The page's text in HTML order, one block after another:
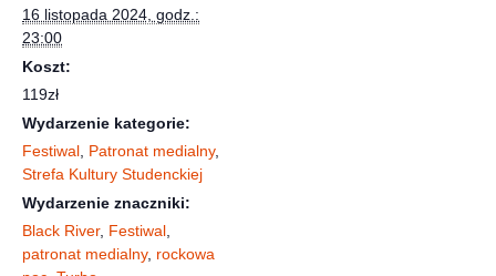
16 listopada 2024, godz.:
23:00
Koszt:
119zł
Wydarzenie kategorie:
Festiwal Patronat medialny,
Strefa Kultury Studenckiej
Wydarzenie znaczniki:
Black River, Festiwal
patronat medialny, rockowa